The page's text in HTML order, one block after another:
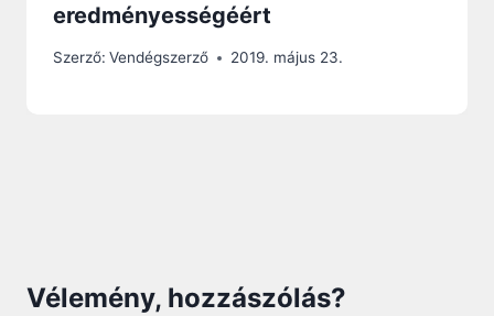
eredményességéért
Szerző: Vendégszerző 2019. május 23.
Vélemény, hozzászólás?